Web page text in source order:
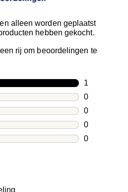
alleen worden geplaatst
hebben gekocht.
rij om beoordelingen te
1
1
0
0
0
0
0
0
0